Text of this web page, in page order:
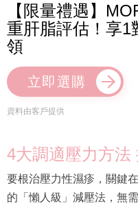
【限量禮遇】
重肝脂評估！享1
領
立即選購
資料由客戶提供
4大調適壓力方法
要根治壓力性濕疹，關鍵
的「懶人級」減壓法，無